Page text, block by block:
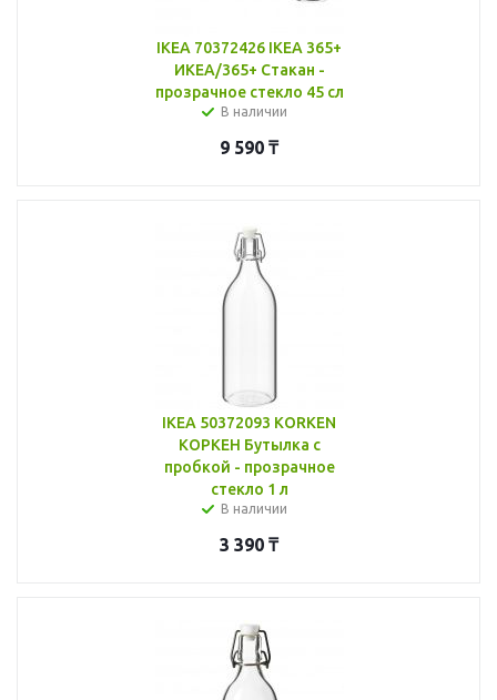
IKEA 70372426 IKEA 365+
ИКЕА/365+ Стакан -
прозрачное стекло 45 сл
В наличии
9 590 ₸
IKEA 50372093 KORKEN
КОРКЕН Бутылка с
пробкой - прозрачное
стекло 1 л
В наличии
3 390 ₸